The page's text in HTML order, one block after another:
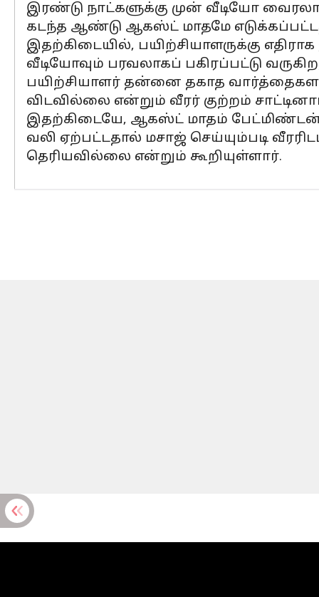
இரண்டு நாட்களுக்கு முன் வீடியோ
கடந்த ஆண்டு ஆகஸ்ட் மாதமே
இதற்கிடையில், பயிற்சியாளருக்கு
வீடியோவும் பரவலாகப் பகிரப்பட்டு
பயிற்சியாளர் தன்னை தகாத
விடவில்லை என்றும் வீரர் குற்றம்
இதற்கிடையே, ஆகஸ்ட் மாதம் பேட்மிண்டன்
வலி ஏற்பட்டதால் மசாஜ் செய்யும்படி
தெரியவில்லை என்றும் கூறியுள்ளார்.